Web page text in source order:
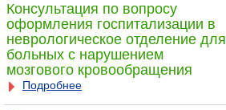
Консультация по вопросу
оформления госпитализации в
неврологическое отделение для
больных с нарушением
мозгового кровообращения
Подробнее